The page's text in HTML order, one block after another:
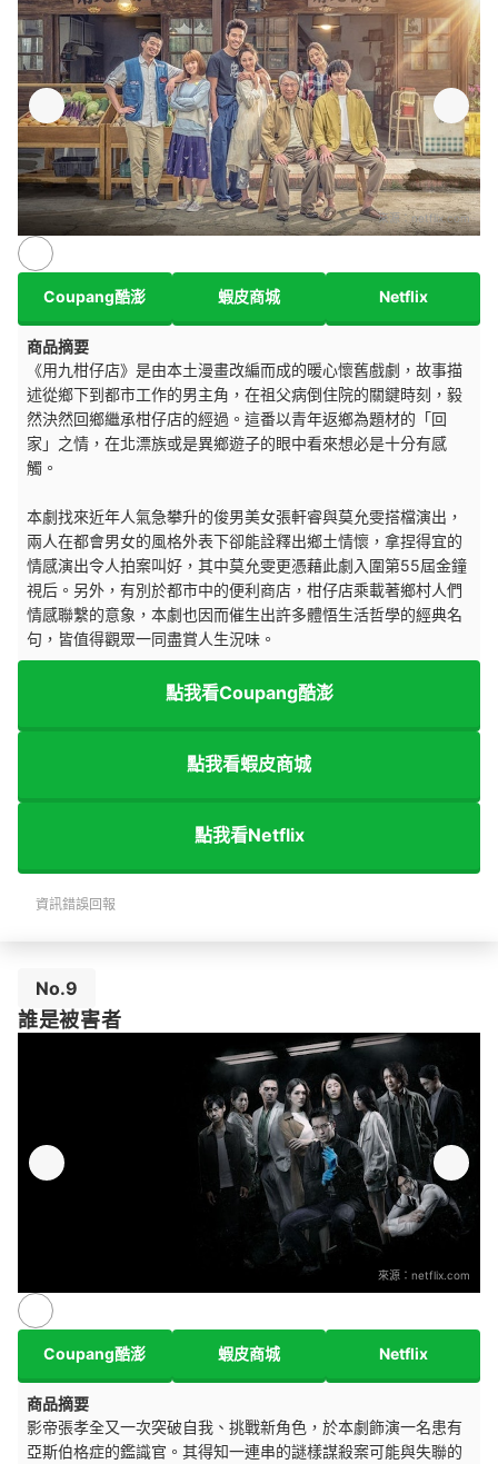
來源：netflix.com
Coupang酷澎 蝦皮商城 Netflix
商品摘要
《用九柑仔店》是由本土漫畫改編而成的暖心懷舊戲劇，故事描
述從鄉下到都市工作的男主角，在祖父病倒住院的關鍵時刻，毅
然決然回鄉繼承柑仔店的經過。這番以青年返鄉為題材的「回
家」之情，在北漂族或是異鄉遊子的眼中看來想必是十分有感
觸。
本劇找來近年人氣急攀升的俊男美女張軒睿與莫允雯搭檔演出，
兩人在都會男女的風格外表下卻能詮釋出鄉土情懷，拿捏得宜的
情感演出令人拍案叫好，其中莫允雯更憑藉此劇入圍第55屆金鐘
視后。另外，有別於都市中的便利商店，柑仔店乘載著鄉村人們
情感聯繫的意象，本劇也因而催生出許多體悟生活哲學的經典名
句，皆值得觀眾一同盡賞人生況味。
點我看Coupang酷澎
點我看蝦皮商城
點我看Netflix
資訊錯誤回報
No.9
誰是被害者
來源： netflix.com
Coupang酷澎 蝦皮商城 Netflix
商品摘要
影帝張孝全又一次突破自我、挑戰新角色，於本劇飾演一名患有
亞斯伯格症的鑑識官。其得知一連串的謎樣謀殺案可能與失聯的